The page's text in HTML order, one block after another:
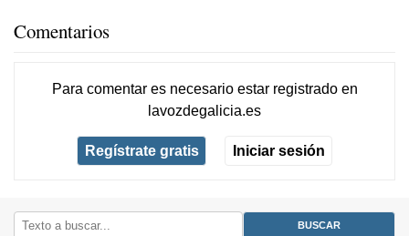
Comentarios
Para comentar es necesario estar registradoen
lavozdegalicia.es
Regístrate gratis Iniciar sesión